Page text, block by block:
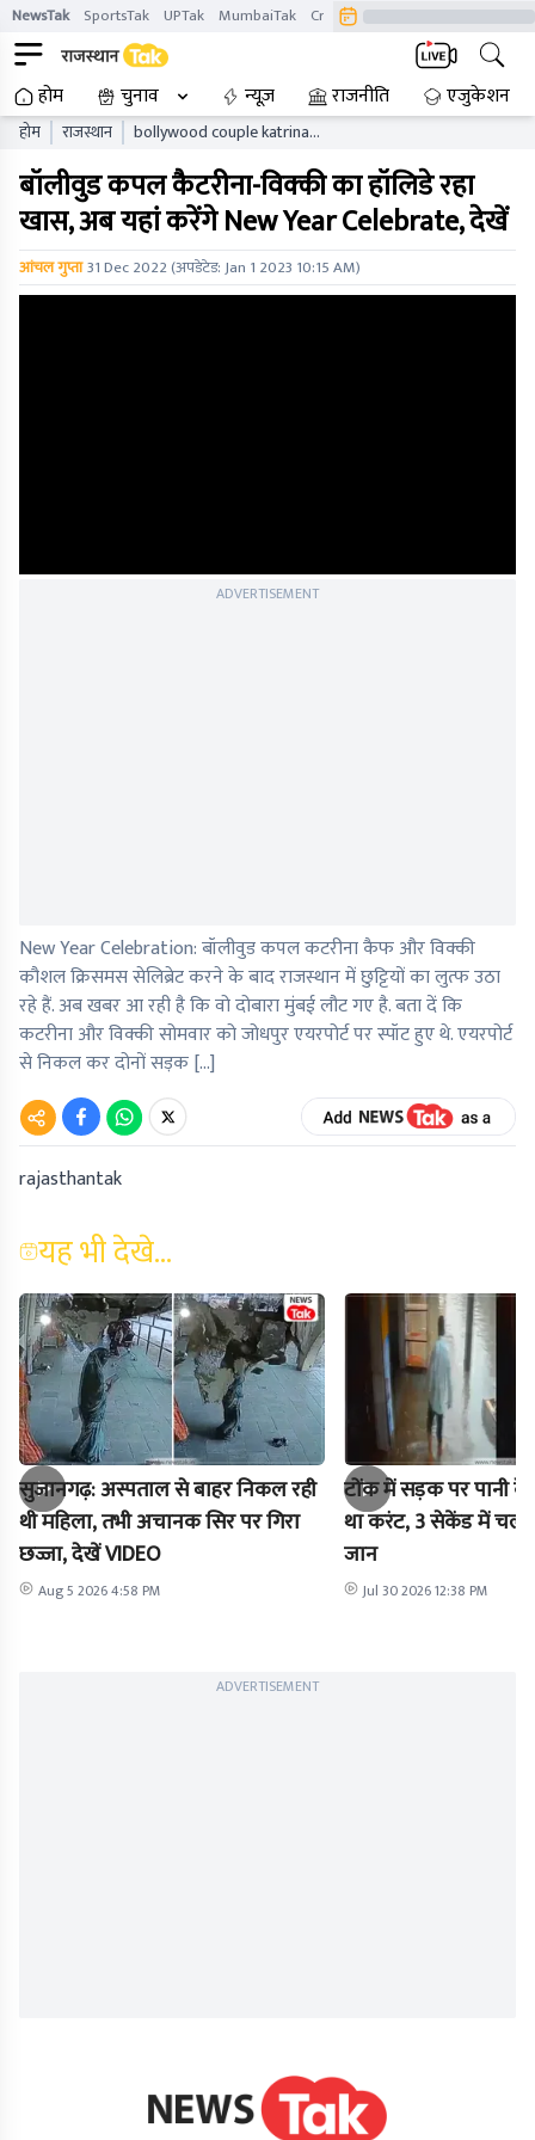
NewsTak SportsTak UPTak MumbaiTak CrimeTak
होम चुनाव न्यूज़ राजनीति एजुकेशन
होम राजस्थान
bollywood couple katrina
was special now they will
celebrate new year here
see
बॉलीवुड कपल कैटरीना-विक्की का हॉलिडे रहा
खास, अब यहां करेंगे New Year Celebrate, देखें
आंचल गुप्ता31 Dec 2022(अपडेटेड:Jan 1 2023 10:15 AM)
ADVERTISEMENT
New Year Celebration: बॉलीवुड कपल कटरीना कैफ और विक्की
कौशल क्रिसमस सेलिब्रेट करने के बाद राजस्थान में छुट्टियों का लुत्फ उठा
रहे हैं. अब खबर आ रही है कि वो दोबारा मुंबई लौट गए है. बता दें कि
कटरीना और विक्की सोमवार को जोधपुर एयरपोर्ट पर स्पॉट हुए थे. एयरपोर्ट
से निकल कर दोनों सड़क […]
rajasthantak
यह भी देखे...
सुजानगढ़: अस्पताल से बाहर निकल रही
थी महिला, तभी अचानक सिर पर गिरा
छज्जा, देखें VIDEO
Aug 5 2026 4:58 PM
टोंक में सड़क पर पानी के
था करंट, 3 सेकेंड में
जान
Jul 30 2026 12:38 PM
ADVERTISEMENT